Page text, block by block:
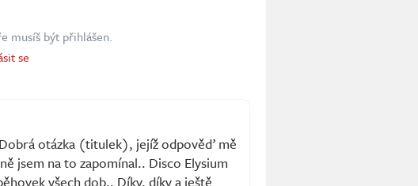
musíš být přihlášen.
se
otázka (titulek), jejíž odpověď mě
jsem na to zapomínal.. Disco Elysium
všech dob.. Díky, díky a ještě